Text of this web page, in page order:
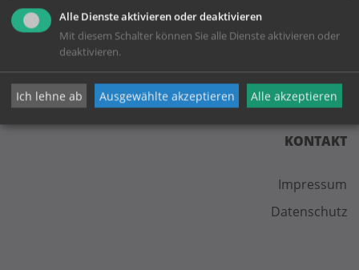
KONTAKT
Impressum
Datenschutz
Alle Dienste aktivieren oder deaktivieren
Mit diesem Schalter können Sie alle Dienste aktivieren oder
deaktivieren.
Ich lehne ab Ausgewählte akzeptieren Alle akzeptieren